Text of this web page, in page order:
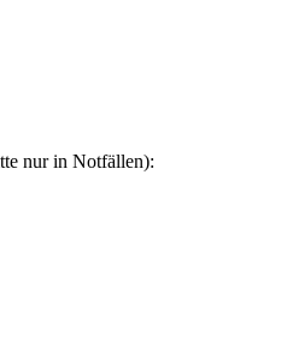
nur in Notfällen):